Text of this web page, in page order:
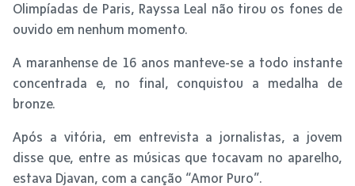
Olimpíadas de Paris, Rayssa Leal não tirou os fones de
ouvido em nenhum momento.
A maranhense de 16 anos manteve-se a todo instante
concentrada e, no final, conquistou a medalha de
bronze.
Após a vitória, em entrevista a jornalistas, a jovem
disse que, entre as músicas que tocavam no aparelho,
estava Djavan, com a canção “Amor Puro”.